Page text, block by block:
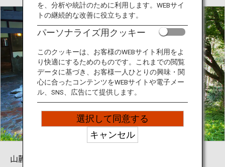
山麓から平野部まで多種多様な温泉が広がる霧島には
を、分析や統計のために利用します。WEBサイ
トの継続的な改善に役立ちます。
パーソナライズ用クッキー
このクッキーは、お客様のWEBサイト利用をよ
り快適にするためのものです。これまでの閲覧
データに基づき、お客様一人ひとりの興味・関
心に合ったコンテンツをWEBサイトや電子メー
ル、SNS、広告にて提供します。
選択して同意する
キャンセル